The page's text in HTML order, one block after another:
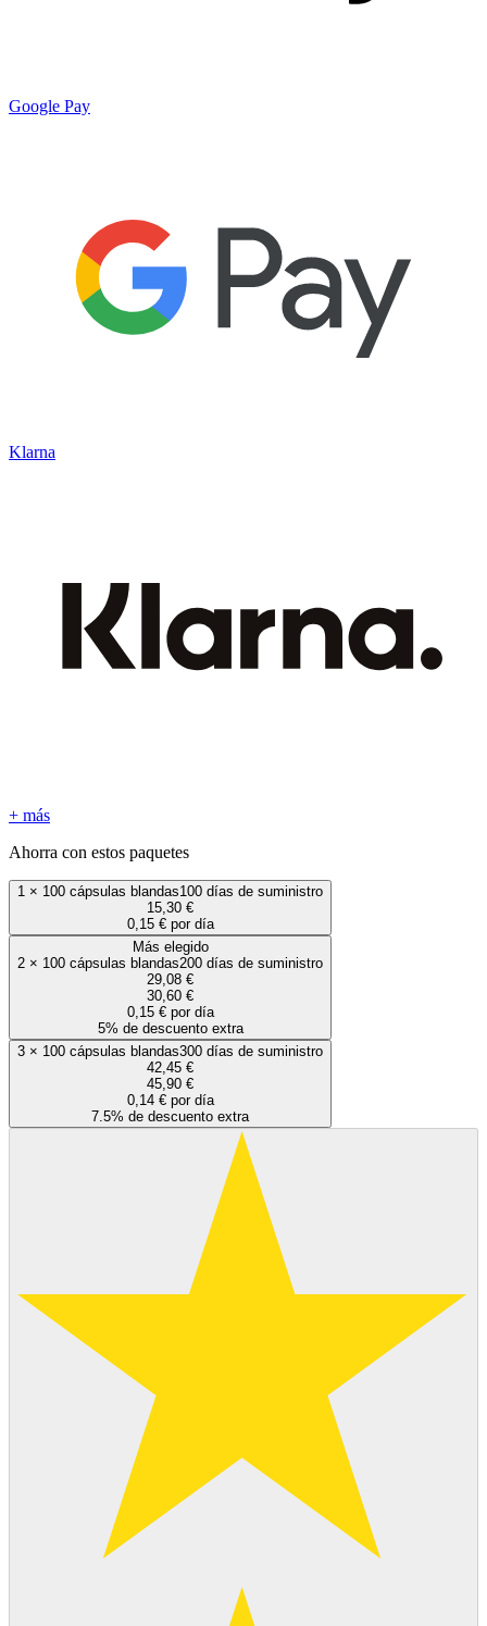
Google Pay
Klarna
+ más
Ahorra con estos paquetes
1 × 100 cápsulas blandas100 días de suministro
15,30 €
0,15 € por día
Más elegido
2 × 100 cápsulas blandas200 días de suministro
29,08 €
30,60 €
0,15 € por día
5% de descuento extra
3 × 100 cápsulas blandas300 días de suministro
42,45 €
45,90 €
0,14 € por día
7.5% de descuento extra